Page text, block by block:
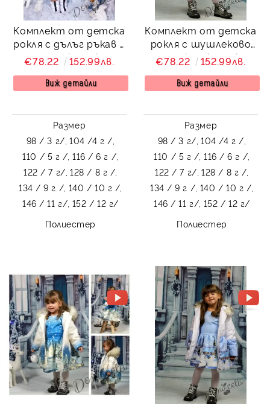
Комплект от детска
рокля с дълъг ръкав с
палто с качулка с
бели мечета
€78.22 152.99лв.
Виж детайли
Размер
98 / 3 г/, 104 /4 г /,
110 / 5 г /, 116 / 6 г /,
122 / 7 г/, 128 / 8 г /,
134 / 9 г /, 140 / 10 г /,
146 / 11 г/, 152 / 12 г/
Полиестер
Комплект от детска
рокля с шушлеково
зимно яке с качулка с
бели мечета Снежана
€78.22 152.99лв.
Виж детайли
Размер
98 / 3 г/, 104 /4 г /,
110 / 5 г /, 116 / 6 г /,
122 / 7 г/, 128 / 8 г /,
134 / 9 г /, 140 / 10 г /,
146 / 11 г/, 152 / 12 г/
Полиестер